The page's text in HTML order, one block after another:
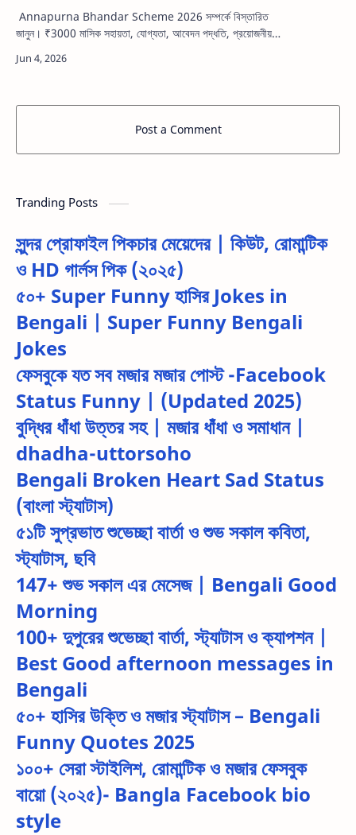
Annapurna Bhandar Scheme 2026 সম্পর্কে বিস্তারিত
জানুন। ₹3000 মাসিক সহায়তা, যোগ্যতা, আবেদন পদ্ধতি, প্রয়োজনীয়
Scheme 2026প…
Post a Comment
Tranding Posts
সুন্দর প্রোফাইল পিকচার মেয়েদের | কিউট, রোমান্টিক
ও HD গার্লস পিক (২০২৫)
৫০+ Super Funny হাসির Jokes in
Bengali | Super Funny Bengali
Jokes
ফেসবুকে যত সব মজার মজার পোস্ট -Facebook
Status Funny | (Updated 2025)
বুদ্ধির ধাঁধা উত্তর সহ | মজার ধাঁধা ও সমাধান |
dhadha-uttorsoho
Bengali Broken Heart Sad Status
(বাংলা স্ট্যাটাস)
৫১টি সুপ্রভাত শুভেচ্ছা বার্তা ও শুভ সকাল কবিতা,
স্ট্যাটাস, ছবি
147+ শুভ সকাল এর মেসেজ | Bengali Good
Morning
100+ দুপুরের শুভেচ্ছা বার্তা, স্ট্যাটাস ও ক্যাপশন |
Best Good afternoon messages in
Bengali
৫০+ হাসির উক্তি ও মজার স্ট্যাটাস – Bengali
Funny Quotes 2025
১০০+ সেরা স্টাইলিশ, রোমান্টিক ও মজার ফেসবুক
বায়ো (২০২৫)- Bangla Facebook bio
style